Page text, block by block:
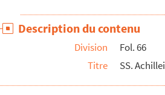
Fol. 217. S. Columbani
Fol. 221 vo. S. Clementis pape
Fol. 223 vo. S Katherine
Description du contenu
Division
Fol. 66
Titre
SS.